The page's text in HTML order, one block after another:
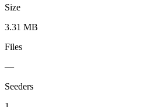
Size
3.31 MB
Files
—
Seeders